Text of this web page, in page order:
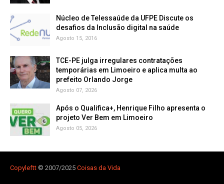
Núcleo de Telessaúde da UFPE Discute os
Agosto 15, 2016
TCE-PE julga irregulares contratações
temporárias em Limoeiro e aplica multa ao
prefeito Orlando Jorge
Agosto 07, 2026
Após o Qualifica+, Henrique Filho apresenta o
projeto Ver Bem em Limoeiro
Agosto 05, 2026
Copyleftt © 2007/2025 Coisas da Vida